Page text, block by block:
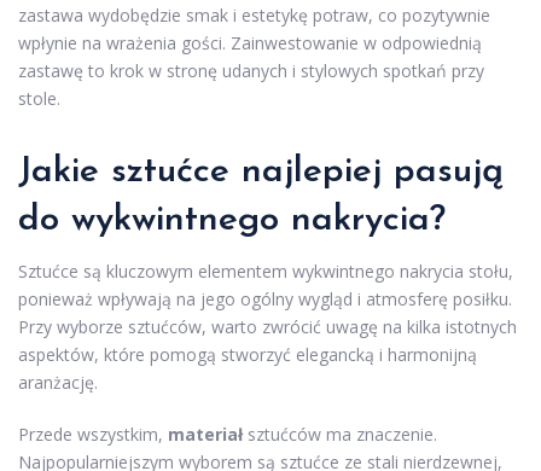
zastawa wydobędzie smak i estetykę potraw, co pozytywnie
wpłynie na wrażenia gości. Zainwestowanie w odpowiednią
zastawę to krok w stronę udanych i stylowych spotkań przy
stole.
Jakie sztućce najlepiej pasują
do wykwintnego nakrycia?
Sztućce są kluczowym elementem wykwintnego nakrycia stołu,
ponieważ wpływają na jego ogólny wygląd i atmosferę posiłku.
Przy wyborze sztućców, warto zwrócić uwagę na kilka istotnych
aspektów, które pomogą stworzyć elegancką i harmonijną
aranżację.
Przede wszystkim, materiałsztućców ma znaczenie.
Najpopularniejszym wyborem są sztućce ze stali nierdzewnej,